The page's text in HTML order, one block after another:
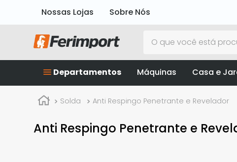
Nossas Lojas Sobre Nós
Departamentos Máquinas Casa e
Solda Anti Respingo Penetrante e Revelador
Anti Respingo Penetrante e